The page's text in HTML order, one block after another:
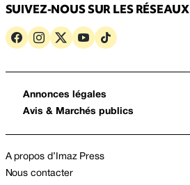
SUIVEZ-NOUS SUR LES RÉSEAUX
Annonces légales
Avis & Marchés publics
A propos d’Imaz Press
Nous contacter